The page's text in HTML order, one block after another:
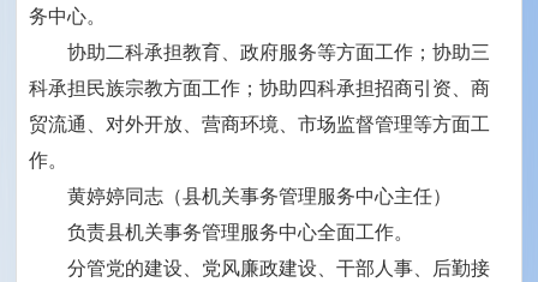
务中心。
协助二科承担教育、政府服务等方面工作；协助三
科承担民族宗教方面工作；协助四科承担招商引资、商
贸流通、对外开放、营商环境、市场监督管理等方面工
作。
黄婷婷同志（县机关事务管理服务中心主任）
负责县机关事务管理服务中心全面工作。
分管党的建设、党风廉政建设、干部人事、后勤接